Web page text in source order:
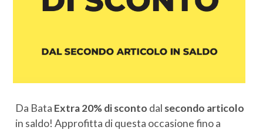
Da Bata Extra 20% di sconto dal secondo articolo
in saldo! Approfitta di questa occasione fino a